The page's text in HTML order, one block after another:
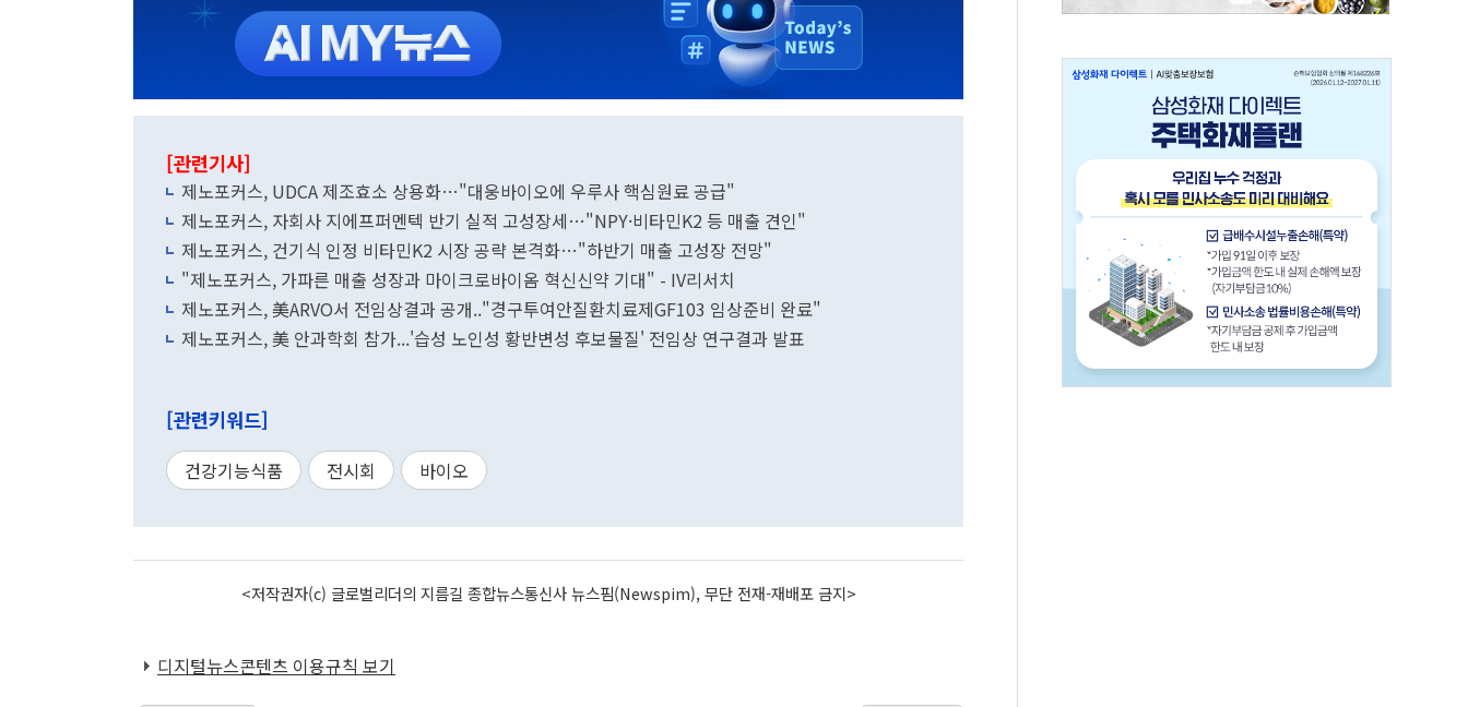
[관련기사]
제노포커스, UDCA 제조효소 상용화…"대웅바이오에 우루사 핵심원료 공급"
제노포커스, 자회사 지에프퍼멘텍 반기 실적 고성장세…"NPY·비타민K2 등 매출 견인"
제노포커스, 건기식 인정 비타민K2 시장 공략 본격화…"하반기 매출 고성장 전망"
"제노포커스, 가파른 매출 성장과 마이크로바이옴 혁신신약 기대" - IV리서치
제노포커스, 美ARVO서 전임상결과 공개.."경구투여안질환치료제GF103 임상준비 완료"
제노포커스, 美 안과학회 참가...'습성 노인성 황반변성 후보물질' 전임상 연구결과 발표
[관련키워드]
건강기능식품 전시회 바이오
<저작권자(c) 글로벌리더의 지름길 종합뉴스통신사 뉴스핌(Newspim), 무단 전재-재배포 금지>
디지털뉴스콘텐츠 이용규칙 보기